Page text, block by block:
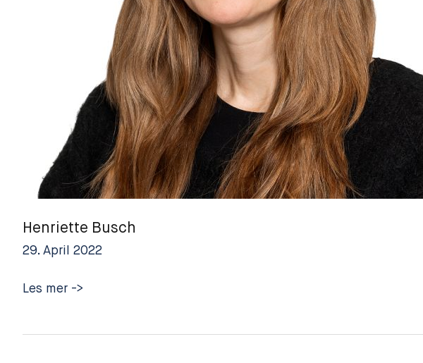
Henriette Busch
29. April 2022
Henriette
Les mer ->